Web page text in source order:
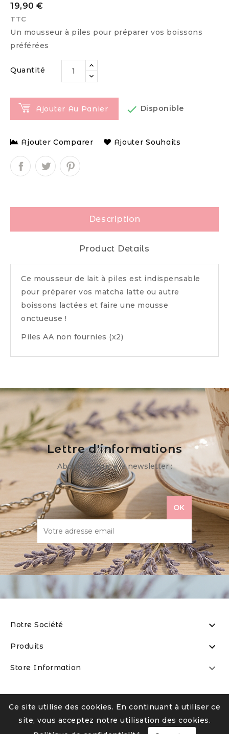
19,90 €
TTC
Un mousseur à piles pour préparer vos boissons
préférées
Quantité
Ajouter Au Panier  Disponible
Ajouter Comparer Ajouter Souhaits
Description
Product Details
Ce mousseur de lait à piles est indispensable
pour préparer vos matcha latte ou autre
boissons lactées et faire une mousse
onctueuse !
Piles AA non fournies (x2)
Lettre d'informations
Abonnez-vous à la newsletter :
Notre Société 
Produits 
Store Information 
Ce site utilise des cookies. En continuant à utiliser ce
site, vous acceptez notre utilisation des cookies.
© La Boîte à Thé Sxm-fb:laboiteathesxm-
@la_boite_a_the_sxm_the_tea_box